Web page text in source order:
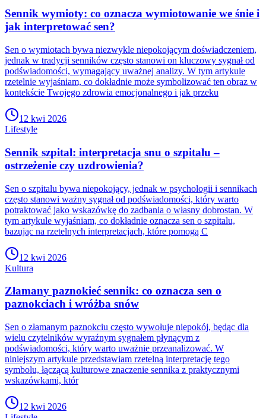
Sennik wymioty: co oznacza wymiotowanie we śnie i
jak interpretować sen?
Sen o wymiotach bywa niezwykle niepokojącym doświadczeniem,
jednak w tradycji senników często stanowi on kluczowy sygnał od
podświadomości, wymagający uważnej analizy. W tym artykule
rzetelnie wyjaśniam, co dokładnie może symbolizować ten obraz w
kontekście Twojego zdrowia emocjonalnego i jak przeku
12 kwi 2026
Lifestyle
Sennik szpital: interpretacja snu o szpitalu –
ostrzeżenie czy uzdrowienia?
Sen o szpitalu bywa niepokojący, jednak w psychologii i sennikach
często stanowi ważny sygnał od podświadomości, który warto
potraktować jako wskazówkę do zadbania o własny dobrostan. W
tym artykule wyjaśniam, co dokładnie oznacza sen o szpitalu,
bazując na rzetelnych interpretacjach, które pomogą C
12 kwi 2026
Kultura
Złamany paznokieć sennik: co oznacza sen o
paznokciach i wróżba snów
Sen o złamanym paznokciu często wywołuje niepokój, będąc dla
wielu czytelników wyraźnym sygnałem płynącym z
podświadomości, który warto uważnie przeanalizować. W
niniejszym artykule przedstawiam rzetelną interpretację tego
symbolu, łączącą kulturowe znaczenie sennika z praktycznymi
wskazówkami, któr
12 kwi 2026